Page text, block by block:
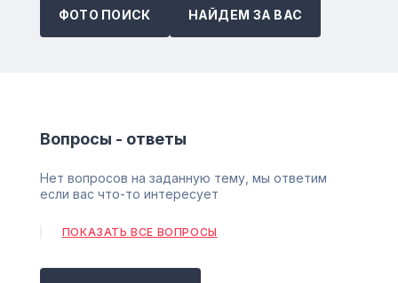
ФОТО ПОИСК НАЙДЕМ ЗА ВАС
Вопросы - ответы
Нет вопросов на заданную тему, мы ответим
если вас что-то интересует
ПОКАЗАТЬ ВСЕ ВОПРОСЫ